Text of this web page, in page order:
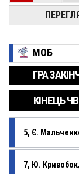
MОБ
ГРА
КІНЕЦЬ
5, Є.
7, Ю. Кривобок